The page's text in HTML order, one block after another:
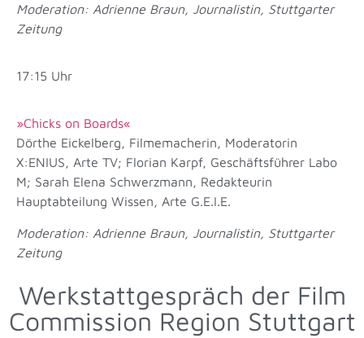
Moderation: Adrienne Braun, Journalistin, Stuttgarter
Zeitung
17:15 Uhr
»Chicks on Boards«
Dörthe Eickelberg, Filmemacherin, Moderatorin
X:ENIUS, Arte TV; Florian Karpf, Geschäftsführer Labo
M; Sarah Elena Schwerzmann, Redakteurin
Hauptabteilung Wissen, Arte G.E.I.E.
Moderation: Adrienne Braun, Journalistin, Stuttgarter
Zeitung
Werkstattgespräch der Film
Commission Region Stuttgart